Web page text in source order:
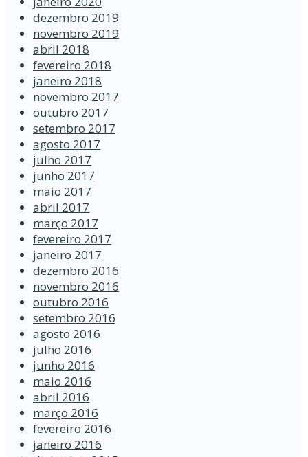
dezembro 2019
novembro 2019
abril 2018
fevereiro 2018
janeiro 2018
novembro 2017
outubro 2017
setembro 2017
agosto 2017
julho 2017
junho 2017
maio 2017
abril 2017
março 2017
fevereiro 2017
janeiro 2017
dezembro 2016
novembro 2016
outubro 2016
setembro 2016
agosto 2016
julho 2016
junho 2016
maio 2016
abril 2016
março 2016
fevereiro 2016
janeiro 2016